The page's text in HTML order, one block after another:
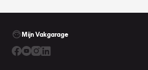
Mijn Vakgarage